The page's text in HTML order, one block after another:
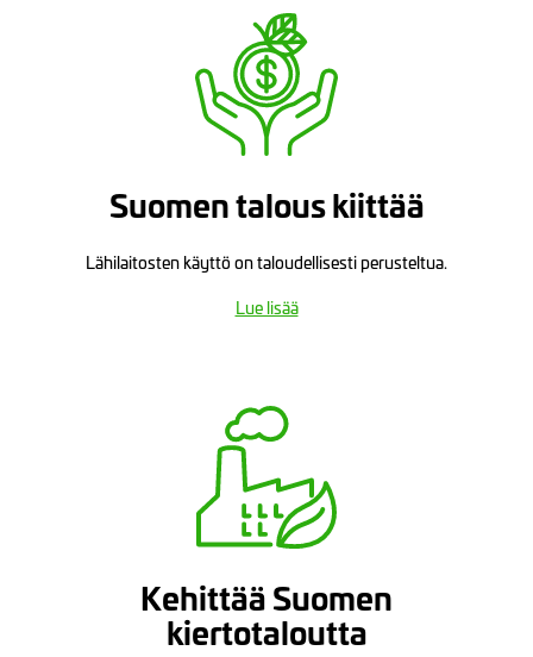
Suomen talous kiittää
Lähilaitosten käyttö on taloudellisesti perusteltua.
Lue lisää
Kehittää Suomen
kiertotaloutta